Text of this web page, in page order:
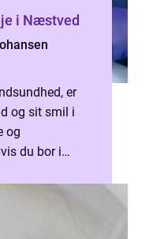
i Næstved
er
og sit smil i
og
du bor i